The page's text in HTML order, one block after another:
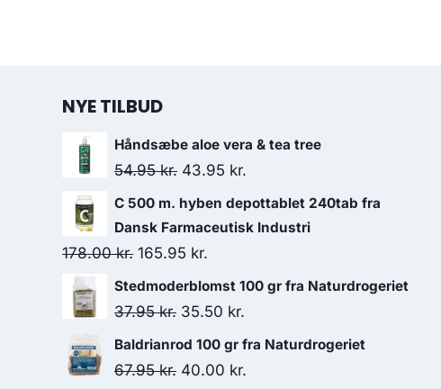
NYE TILBUD
Håndsæbe aloe vera & tea tree
54.95kr. Den
oprindelige
pris
var:
54.95 kr..
43.95 kr.
aktuelle
pris
43.95 kr..
C 500 m. hyben depottablet 240tab fra
Dansk Farmaceutisk Industri
178.00kr. Den
oprindelige
pris
178.00 kr..
165.95 kr.
aktuelle
pris
165.95 kr..
Stedmoderblomst 100 gr fra Naturdrogeriet
37.95kr. Den
oprindelige
pris
35.50 kr.
aktuelle
Baldrianrod 100 gr fra Naturdrogeriet
67.95kr. Den
40.00 kr.